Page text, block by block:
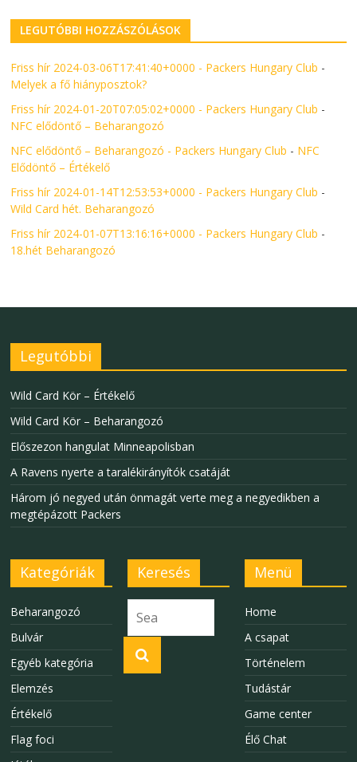
LEGUTÓBBI HOZZÁSZÓLÁSOK
Friss hír 2024-03-06T17:41:40+0000 - Packers Hungary Club -
Melyek a fő hiányposztok?
Friss hír 2024-01-20T07:05:02+0000 - Packers Hungary Club -
NFC elődöntő – Beharangozó
NFC elődöntő – Beharangozó - Packers Hungary Club - NFC
Elődöntő – Értékelő
Friss hír 2024-01-14T12:53:53+0000 - Packers Hungary Club -
Wild Card hét. Beharangozó
Friss hír 2024-01-07T13:16:16+0000 - Packers Hungary Club -
18.hét Beharangozó
Legutóbbi
Wild Card Kör – Értékelő
Wild Card Kör – Beharangozó
Előszezon hangulat Minneapolisban
A Ravens nyerte a taralékirányítók csatáját
Három jó negyed után önmagát verte meg a negyedikben a
megtépázott Packers
Kategóriák
Beharangozó
Bulvár
Egyéb kategória
Elemzés
Értékelő
Flag foci
Keresés Menü
Home
A csapat
Történelem
Tudástár
Game center
Élő Chat